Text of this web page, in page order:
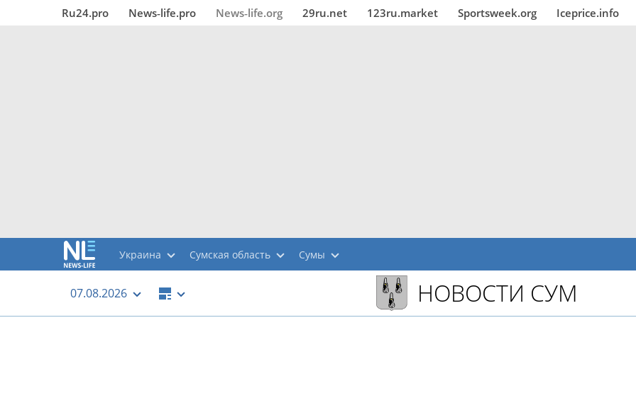
Ru24.pro News‑life.pro News‑life.org 29ru.net 123ru.market Sportsweek.org Iceprice.info
Украина Сумская область Сумы
07.08.2026 НОВОСТИ СУМ